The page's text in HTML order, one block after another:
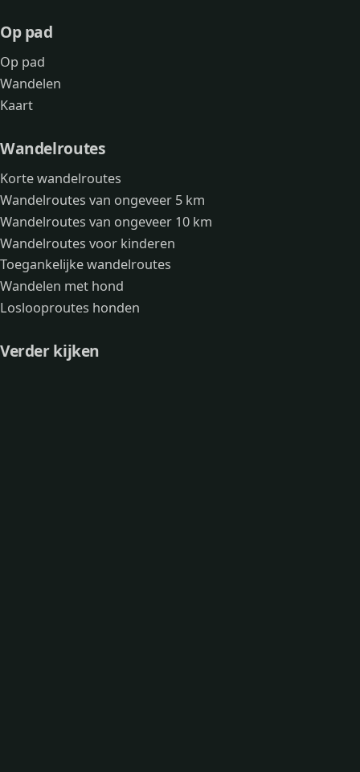
Op pad
Op pad
Wandelen
Kaart
Wandelroutes
Korte wandelroutes
Wandelroutes van ongeveer 5 km
Wandelroutes van ongeveer 10 km
Wandelroutes voor kinderen
Toegankelijke wandelroutes
Wandelen met hond
Loslooproutes honden
Verder kijken